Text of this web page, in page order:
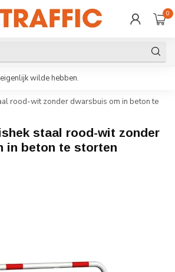
0
wilde hebben.
rood-wit zonder dwarsbuis om in beton te
staal rood-wit zonder
in beton te storten